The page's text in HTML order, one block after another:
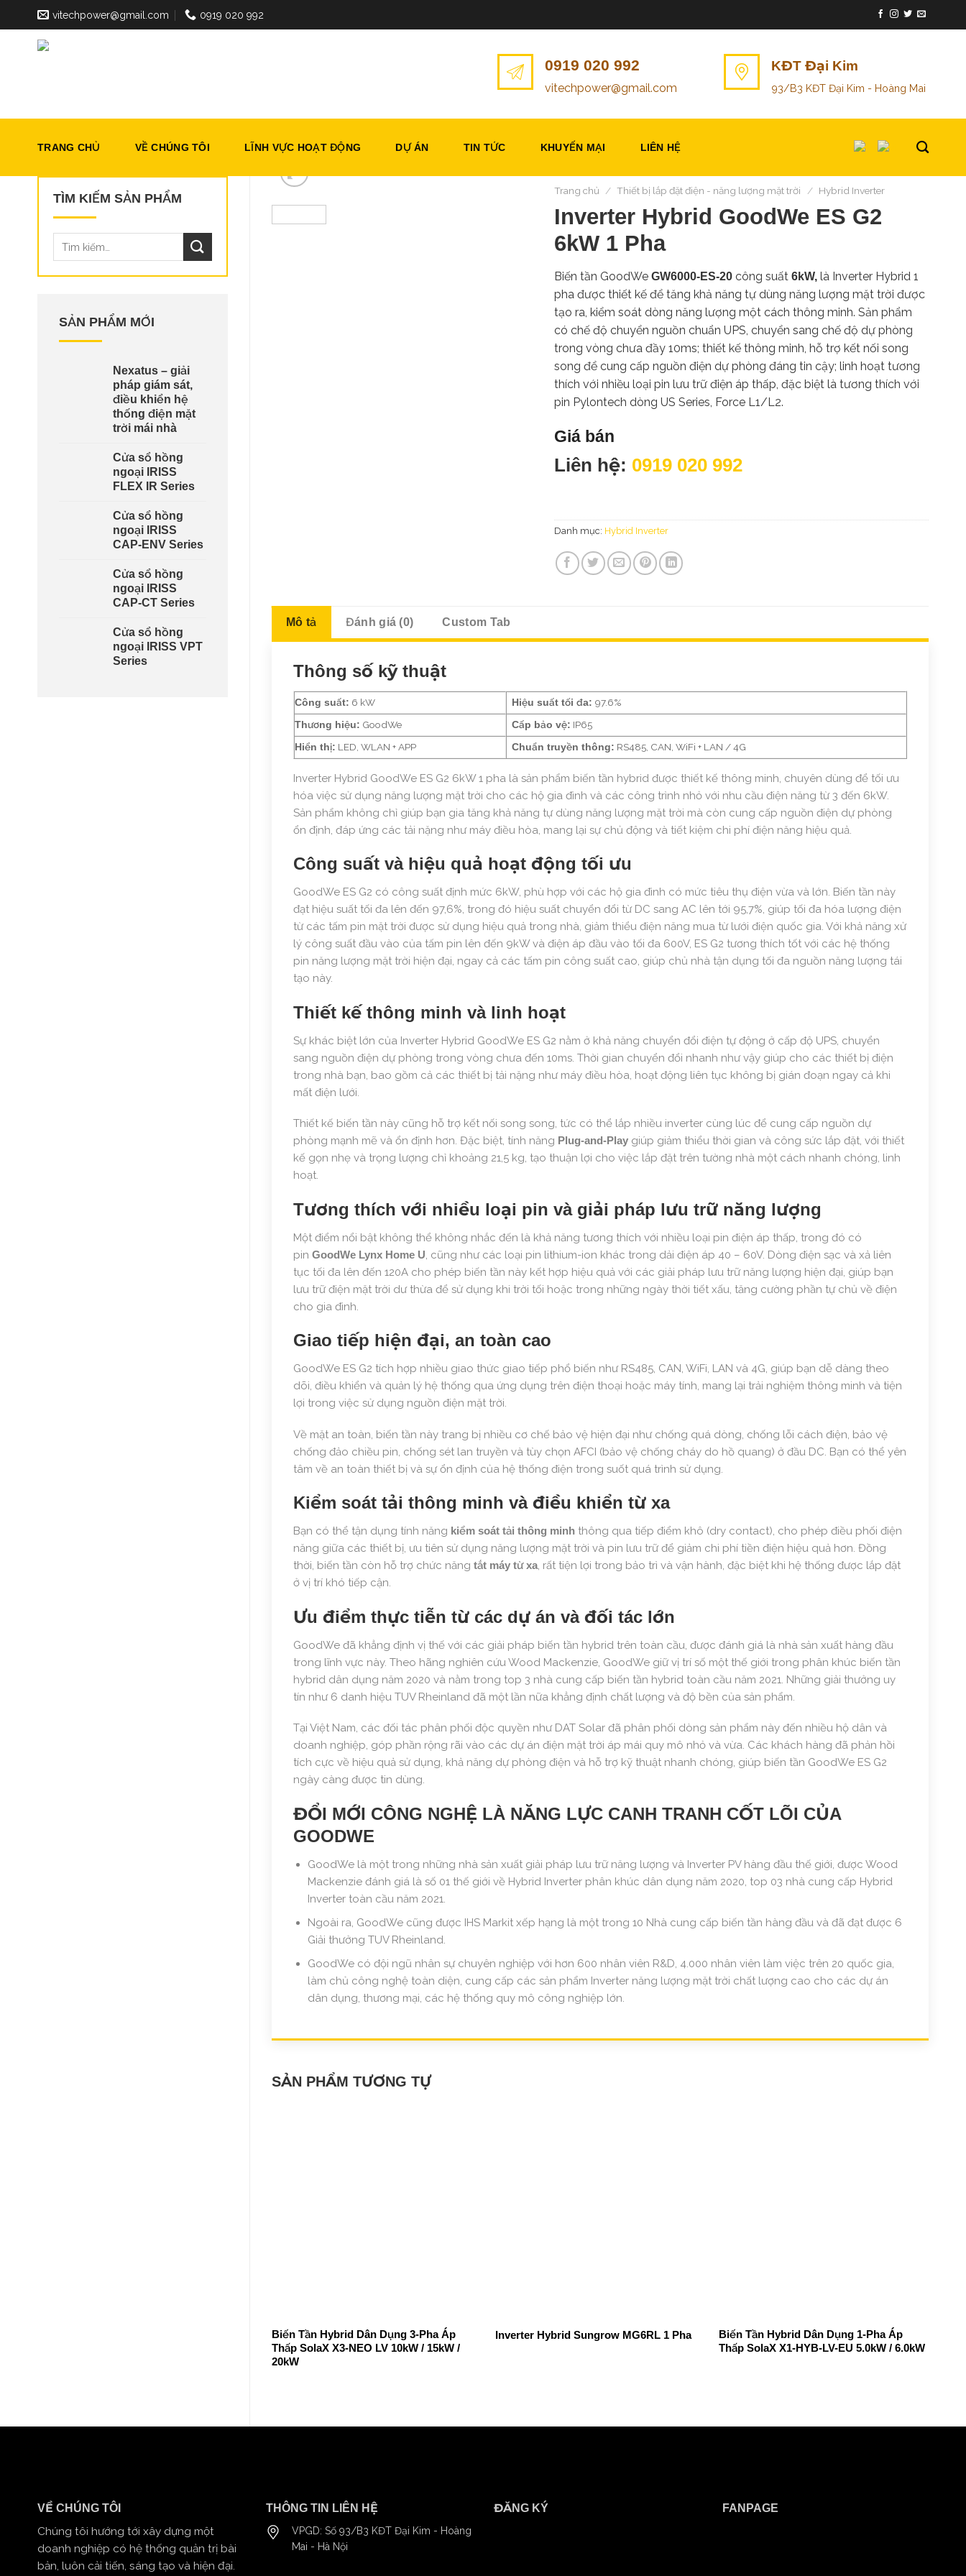
to
content
vitechpower@gmail.com 0919 020 992
0919 020 992
vitechpower@gmail.com
KĐT Đại Kim
93/B3 KĐT Đại Kim - Hoàng Mai
TRANG CHỦ VỀ CHÚNG TÔI LĨNH VỰC HOẠT ĐỘNG DỰ ÁN TIN TỨC KHUYẾN MẠI LIÊN HỆ
TÌM KIẾM SẢN PHẨM
SẢN PHẨM MỚI
Nexatus – giải
pháp giám sát,
điều khiển hệ
thống điện mặt
trời mái nhà
Cửa sổ hồng
ngoại IRISS
FLEX IR Series
Cửa sổ hồng
ngoại IRISS
CAP-ENV Series
Cửa sổ hồng
ngoại IRISS
CAP-CT Series
Cửa sổ hồng
ngoại IRISS VPT
Series
Trang chủ / Thiết bị lắp đặt điện - năng lượng mặt trời / Hybrid Inverter
Inverter Hybrid GoodWe ES G2
6kW 1 Pha
Biến tần GoodWeGW6000-ES-20công suất6kW, là Inverter Hybrid 1
pha được thiết kế để tăng khả năng tự dùng năng lượng mặt trời được
tạo ra, kiểm soát dòng năng lượng một cách thông minh. Sản phẩm
có chế độ chuyển nguồn chuẩn UPS, chuyển sang chế độ dự phòng
trong vòng chưa đầy 10ms; thiết kế thông minh, hỗ trợ kết nối song
song để cung cấp nguồn điện dự phòng đáng tin cậy; linh hoạt tương
thích với nhiều loại pin lưu trữ điện áp thấp, đặc biệt là tương thích với
pin Pylontech dòng US Series, Force L1/L2.
Giá bán
Liên hệ: 0919 020 992
Danh mục: Hybrid Inverter
Mô tả Đánh giá (0) Custom Tab
Thông số kỹ thuật
Công suất: 6 kW Hiệu suất tối đa: 97.6%
Thương hiệu: GoodWe Cấp bảo vệ: IP65
Hiển thị: LED, WLAN + APP Chuẩn truyền thông: RS485, CAN, WiFi + LAN / 4G
Inverter Hybrid GoodWe ES G2 6kW 1 pha là sản phẩm biến tần hybrid được thiết kế thông minh, chuyên dùng để tối ưu
hóa việc sử dụng năng lượng mặt trời cho các hộ gia đình và các công trình nhỏ với nhu cầu điện năng từ 3 đến 6kW.
Sản phẩm không chỉ giúp bạn gia tăng khả năng tự dùng năng lượng mặt trời mà còn cung cấp nguồn điện dự phòng
ổn định, đáp ứng các tải nặng như máy điều hòa, mang lại sự chủ động và tiết kiệm chi phí điện năng hiệu quả.
Công suất và hiệu quả hoạt động tối ưu
GoodWe ES G2 có công suất định mức 6kW, phù hợp với các hộ gia đình có mức tiêu thụ điện vừa và lớn. Biến tần này
đạt hiệu suất tối đa lên đến 97,6%, trong đó hiệu suất chuyển đổi từ DC sang AC lên tới 95,7%, giúp tối đa hóa lượng điện
từ các tấm pin mặt trời được sử dụng hiệu quả trong nhà, giảm thiểu điện năng mua từ lưới điện quốc gia. Với khả năng xử
lý công suất đầu vào của tấm pin lên đến 9kW và điện áp đầu vào tối đa 600V, ES G2 tương thích tốt với các hệ thống
pin năng lượng mặt trời hiện đại, ngay cả các tấm pin công suất cao, giúp chủ nhà tận dụng tối đa nguồn năng lượng tái
tạo này.
Thiết kế thông minh và linh hoạt
Sự khác biệt lớn của Inverter Hybrid GoodWe ES G2 nằm ở khả năng chuyển đổi điện tự động ở cấp độ UPS, chuyển
sang nguồn điện dự phòng trong vòng chưa đến 10ms. Thời gian chuyển đổi nhanh như vậy giúp cho các thiết bị điện
trong nhà bạn, bao gồm cả các thiết bị tải nặng như máy điều hòa, hoạt động liên tục không bị gián đoạn ngay cả khi
mất điện lưới.
Thiết kế biến tần này cũng hỗ trợ kết nối song song, tức có thể lắp nhiều inverter cùng lúc để cung cấp nguồn dự
phòng mạnh mẽ và ổn định hơn. Đặc biệt, tính năng Plug-and-Play giúp giảm thiểu thời gian và công sức lắp đặt, với thiết
kế gọn nhẹ và trọng lượng chỉ khoảng 21,5 kg, tạo thuận lợi cho việc lắp đặt trên tường nhà một cách nhanh chóng, linh
hoạt.
Tương thích với nhiều loại pin và giải pháp lưu trữ năng lượng
Một điểm nổi bật không thể không nhắc đến là khả năng tương thích với nhiều loại pin điện áp thấp, trong đó có
pin GoodWe Lynx Home U, cũng như các loại pin lithium-ion khác trong dải điện áp 40 – 60V. Dòng điện sạc và xả liên
tục tối đa lên đến 120A cho phép biến tần này kết hợp hiệu quả với các giải pháp lưu trữ năng lượng hiện đại, giúp bạn
lưu trữ điện mặt trời dư thừa để sử dụng khi trời tối hoặc trong những ngày thời tiết xấu, tăng cường phần tự chủ về điện
cho gia đình.
Giao tiếp hiện đại, an toàn cao
GoodWe ES G2 tích hợp nhiều giao thức giao tiếp phổ biến như RS485, CAN, WiFi, LAN và 4G, giúp bạn dễ dàng theo
dõi, điều khiển và quản lý hệ thống qua ứng dụng trên điện thoại hoặc máy tính, mang lại trải nghiệm thông minh và tiện
lợi trong việc sử dụng nguồn điện mặt trời.
Về mặt an toàn, biến tần này trang bị nhiều cơ chế bảo vệ hiện đại như chống quá dòng, chống lỗi cách điện, bảo vệ
chống đảo chiều pin, chống sét lan truyền và tùy chọn AFCI (bảo vệ chống cháy do hồ quang) ở đầu DC. Bạn có thể yên
tâm về an toàn thiết bị và sự ổn định của hệ thống điện trong suốt quá trình sử dụng.
Kiểm soát tải thông minh và điều khiển từ xa
Bạn có thể tận dụng tính năng kiểm soát tải thông minh thông qua tiếp điểm khô (dry contact), cho phép điều phối điện
năng giữa các thiết bị, ưu tiên sử dụng năng lượng mặt trời và pin lưu trữ để giảm chi phí tiền điện hiệu quả hơn. Đồng
thời, biến tần còn hỗ trợ chức năng tắt máy từ xa, rất tiện lợi trong bảo trì và vận hành, đặc biệt khi hệ thống được lắp đặt
ở vị trí khó tiếp cận.
Ưu điểm thực tiễn từ các dự án và đối tác lớn
GoodWe đã khẳng định vị thế với các giải pháp biến tần hybrid trên toàn cầu, được đánh giá là nhà sản xuất hàng đầu
trong lĩnh vực này. Theo hãng nghiên cứu Wood Mackenzie, GoodWe giữ vị trí số một thế giới trong phân khúc biến tần
hybrid dân dụng năm 2020 và nằm trong top 3 nhà cung cấp biến tần hybrid toàn cầu năm 2021. Những giải thưởng uy
tín như 6 danh hiệu TUV Rheinland đã một lần nữa khẳng định chất lượng và độ bền của sản phẩm.
Tại Việt Nam, các đối tác phân phối độc quyền như DAT Solar đã phân phối dòng sản phẩm này đến nhiều hộ dân và
doanh nghiệp, góp phần rộng rãi vào các dự án điện mặt trời áp mái quy mô nhỏ và vừa. Các khách hàng đã phản hồi
tích cực về hiệu quả sử dụng, khả năng dự phòng điện và hỗ trợ kỹ thuật nhanh chóng, giúp biến tần GoodWe ES G2
ngày càng được tin dùng.
ĐỔI MỚI CÔNG NGHỆ LÀ NĂNG LỰC CANH TRANH CỐT LÕI CỦA
GOODWE
GoodWe là một trong những nhà sản xuất giải pháp lưu trữ năng lượng và Inverter PV hàng đầu thế giới, được Wood
Mackenzie đánh giá là số 01 thế giới về Hybrid Inverter phân khúc dân dụng năm 2020, top 03 nhà cung cấp Hybrid
Inverter toàn cầu năm 2021.
Ngoài ra, GoodWe cũng được IHS Markit xếp hạng là một trong 10 Nhà cung cấp biến tần hàng đầu và đã đạt được 6
Giải thưởng TUV Rheinland.
GoodWe có đội ngũ nhân sự chuyên nghiệp với hơn 600 nhân viên R&D, 4.000 nhân viên làm việc trên 20 quốc gia,
làm chủ công nghệ toàn diện, cung cấp các sản phẩm Inverter năng lượng mặt trời chất lượng cao cho các dự án
dân dụng, thương mại, các hệ thống quy mô công nghiệp lớn.
SẢN PHẨM TƯƠNG TỰ
Biến Tần Hybrid Dân Dụng 3-Pha Áp
Thấp SolaX X3-NEO LV 10kW / 15kW /
20kW
Inverter Hybrid Sungrow MG6RL 1 Pha
Biến Tần Hybrid Dân Dụng 1-Pha Áp
Thấp SolaX X1-HYB-LV-EU 5.0kW / 6.0kW
VỀ CHÚNG TÔI
Chúng tôi hướng tới xây dựng một
doanh nghiệp có hệ thống quản trị bài
bản, luôn cải tiến, sáng tạo và hiện đại.
THÔNG TIN LIÊN HỆ
VPGD: Số 93/B3 KĐT Đại Kim - Hoàng
Mai - Hà Nội
ĐĂNG KÝ FANPAGE